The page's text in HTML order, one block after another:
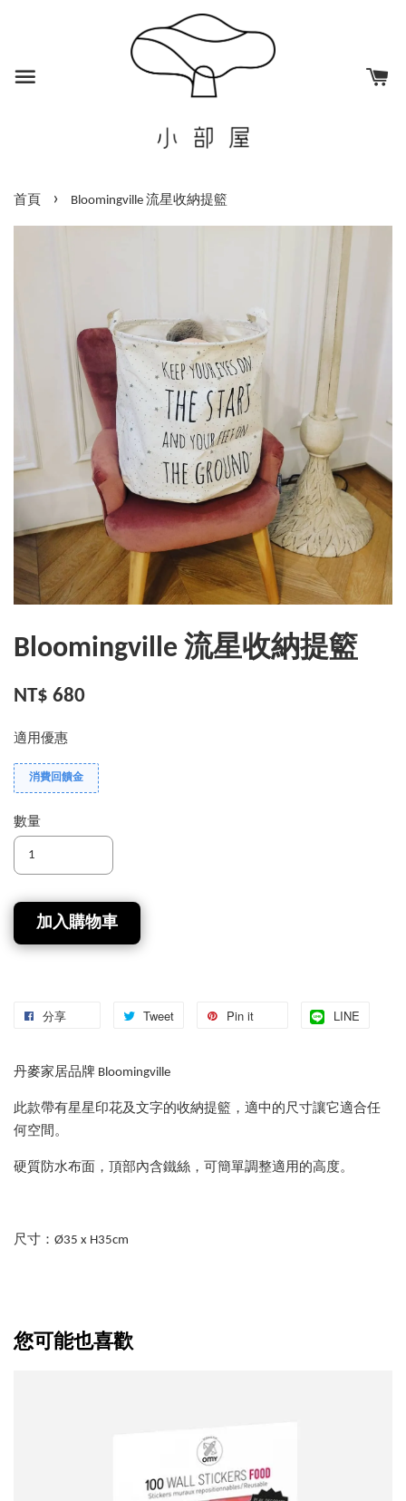
首頁 › Bloomingville 流星收納提籃
Bloomingville 流星收納提籃
NT$ 680
適用優惠
消費回饋金
數量
加入購物車
分享 Tweet Pin it LINE
丹麥家居品牌 Bloomingville
此款帶有星星印花及文字的收納提籃，適中的尺寸讓它適合任
何空間。
硬質防水布面，頂部內含鐵絲，可簡單調整適用的高度。
尺寸：Ø35 x H35cm
您可能也喜歡